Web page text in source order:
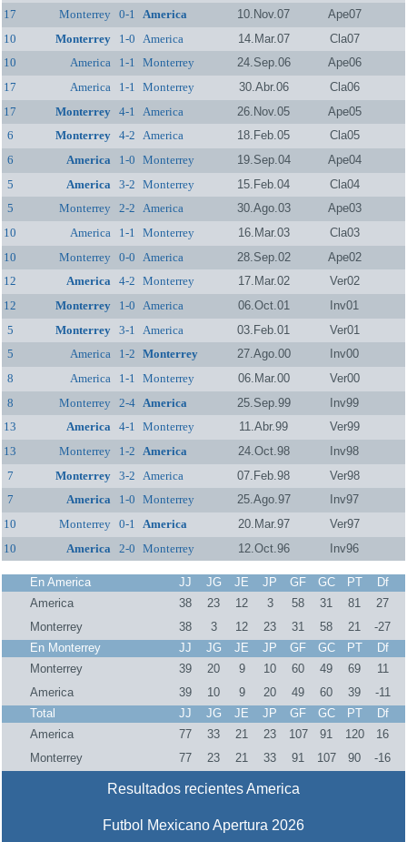
17
Monterrey 0-1 America 10.Nov.07
Ape07
10
Monterrey 1-0 America 14.Mar.07
Cla07
10
America 1-1 Monterrey 24.Sep.06
Ape06
17
America 1-1 Monterrey 30.Abr.06
Cla06
17
Monterrey 4-1 America 26.Nov.05
Ape05
6
Monterrey 4-2 America 18.Feb.05
Cla05
6
America 1-0 Monterrey 19.Sep.04
Ape04
5
America 3-2 Monterrey 15.Feb.04
Cla04
5
Monterrey 2-2 America 30.Ago.03
Ape03
10
America 1-1 Monterrey 16.Mar.03
Cla03
10
Monterrey 0-0 America 28.Sep.02
Ape02
12
America 4-2 Monterrey 17.Mar.02
Ver02
12
Monterrey 1-0 America 06.Oct.01
Inv01
5
Monterrey 3-1 America 03.Feb.01
Ver01
5
America 1-2 Monterrey 27.Ago.00
Inv00
8
America 1-1 Monterrey 06.Mar.00
Ver00
8
Monterrey 2-4 America 25.Sep.99
Inv99
13
America 4-1 Monterrey 11.Abr.99
Ver99
13
Monterrey 1-2 America 24.Oct.98
Inv98
7
Monterrey 3-2 America 07.Feb.98
Ver98
7
America 1-0 Monterrey 25.Ago.97
Inv97
10
Monterrey 0-1 America 20.Mar.97
Ver97
10
America 2-0 Monterrey 12.Oct.96 Inv96
En America JJ JG JE JP GF GC PT
Df
America
38 23 12 3 58 31 81
27
Monterrey
38 3 12 23 31 58 21
-27
En Monterrey
JJ JG JE JP GF GC PT
Df
Monterrey
39 20 9 10 60 49 69
11
America
39 10 9 20 49 60 39
-11
Total
JJ JG JE JP GF GC PT
Df
America
77 33 21 23 107 91 120
16
Monterrey
77 23 21 33 91 107 90 -16
Resultados recientes America
Futbol Mexicano Apertura 2026